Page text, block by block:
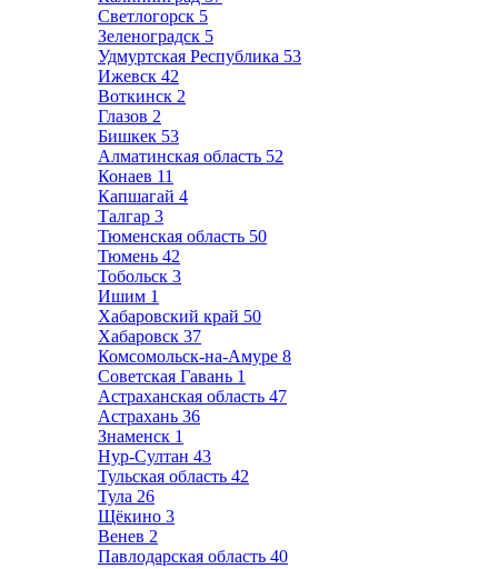
Светлогорск 5
Зеленоградск 5
Удмуртская Республика 53
Ижевск 42
Воткинск 2
Глазов 2
Бишкек 53
Алматинская область 52
Конаев 11
Капшагай 4
Талгар 3
Тюменская область 50
Тюмень 42
Тобольск 3
Ишим 1
Хабаровский край 50
Хабаровск 37
Комсомольск-на-Амуре 8
Советская Гавань 1
Астраханская область 47
Астрахань 36
Знаменск 1
Нур-Султан 43
Тульская область 42
Тула 26
Щёкино 3
Венев 2
Павлодарская область 40